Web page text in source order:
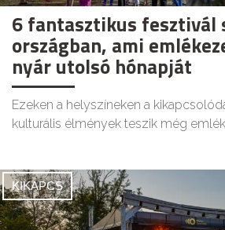
6 fantasztikus fesztivál
országban, ami
nyár utolsó hónapját
Ezeken a helyszíneken a
kulturális élmények teszik még
KIKAPCS